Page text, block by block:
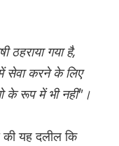
ठहराया गया है,
सेवा करने के लिए
के रूप में भी नहीं"।
की यह दलील कि